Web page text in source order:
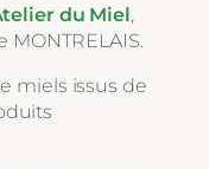
du Miel,
miels issus de